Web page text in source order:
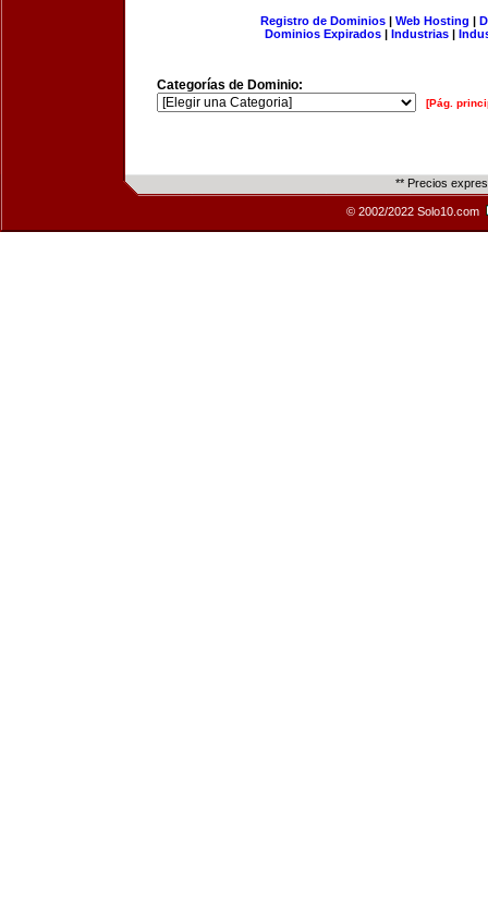
Registro de Dominios| Web Hosting |
Dominios Expirados | Industrias |
Categorías de Dominio:
[Pág.
** Precios
© 2002/2022 Solo10.com